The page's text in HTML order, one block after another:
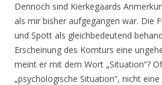
Dennoch sind Kierkegaards
als mir bisher aufgegangen war. Die
und Spott als gleichbedeutend
Erscheinung des Komturs eine
meint er mit dem Wort „Situation“?
„psychologische Situation“, nicht